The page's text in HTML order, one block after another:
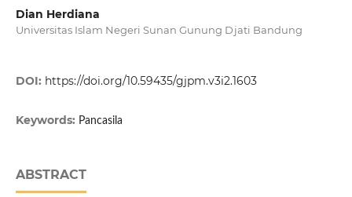
Dian Herdiana
Universitas Islam Negeri Sunan Gunung Djati Bandung
DOI: https://doi.org/10.59435/gjpm.v3i2.1603
Keywords: Pancasila
ABSTRACT